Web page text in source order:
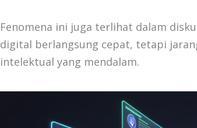
Fenomena ini juga terlihat dalam
digital berlangsung cepat, tetapi
intelektual yang mendalam.